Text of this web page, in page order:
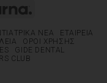
ΝΈΑ
ΕΤΑΙΡΕΊΑ
ΌΡΟΙ ΧΡΉΣΗΣ
GIDE DENTAL
CLUB